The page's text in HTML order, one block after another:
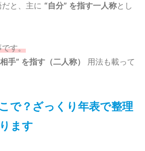
だと、主に “自分” を指す一人称とし
す。
手” を指す（二人称）
用法も載って
で？ざっくり年表で整理
ます